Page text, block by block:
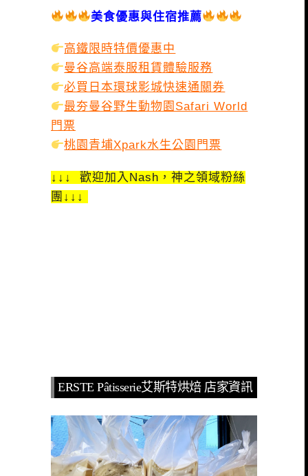
美食優惠與住宿推薦
高鐵限時特價優惠中
曼谷高端泰服租賃體驗服務
必買日本環球影城快速通關券
最夯曼谷野生動物園Safari World
門票
桃園青埔Xpark水生公園門票
↓↓↓ 歡迎加入Nash，神之領域粉絲
團↓↓↓
ERSTE Pâtisserie艾斯特烘焙 店家資訊